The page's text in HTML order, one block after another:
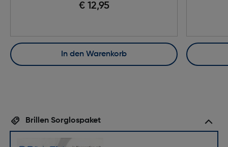
€ 12,95
In den Warenkorb
Brillen Sorglospaket